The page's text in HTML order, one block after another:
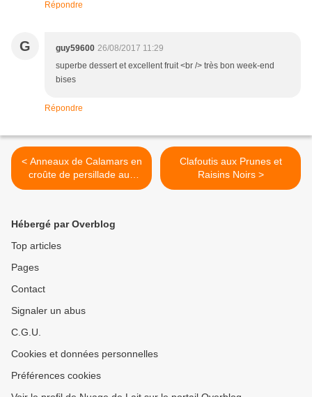
Répondre
G guy59600 26/08/2017 11:29
superbe dessert et excellent fruit <br /> très bon week-end
bises
Répondre
< Anneaux de Calamars en
croûte de persillade aux
Flocons d'Avoine
Clafoutis aux Prunes et
Raisins Noirs >
Hébergé par Overblog
Top articles
Pages
Contact
Signaler un abus
C.G.U.
Cookies et données personnelles
Préférences cookies